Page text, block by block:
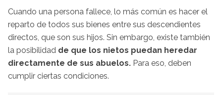
Cuando una persona fallece, lo más común es hacer el
reparto de todos sus bienes entre sus descendientes
directos, que son sus hijos. Sin embargo, existe también
la posibilidad de que los nietos puedan heredar
directamente de sus abuelos. Para eso, deben
cumplir ciertas condiciones.